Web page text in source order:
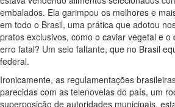
embalados. Ela garimpou os melhores e
em todo o Brasil, uma prática que adotou
pratos exclusivos, como o caviar vegetal e o
erro fatal? Um selo faltante, que no Brasil
federal.
Ironicamente, as regulamentações
parecidas com as telenovelas do país, um
superposição de autoridades municipais,